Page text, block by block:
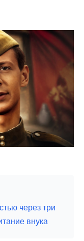
через три
внука